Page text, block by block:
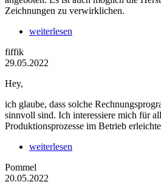
Zeichnungen zu verwirklichen.
weiterlesen
fiffik
29.05.2022
Hey,
ich glaube, dass solche
sinnvoll sind. Ich interessiere mich für
Produktionsprozesse im Betrieb
weiterlesen
Pommel
20.05.2022